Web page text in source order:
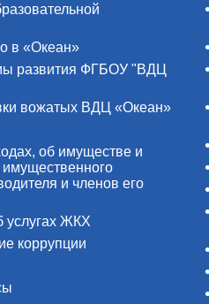
в «Океан»
развития ФГБОУ "ВДЦ
вожатых ВДЦ «Океан»
об имуществе и
имущественного
и членов его
услугах ЖКХ
коррупции